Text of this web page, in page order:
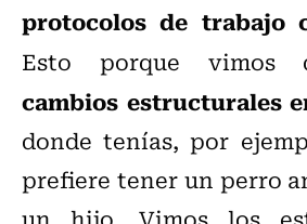
protocolos de trabajo
Esto porque vimos
cambios estructurales
donde tenías, por
prefiere tener un perro